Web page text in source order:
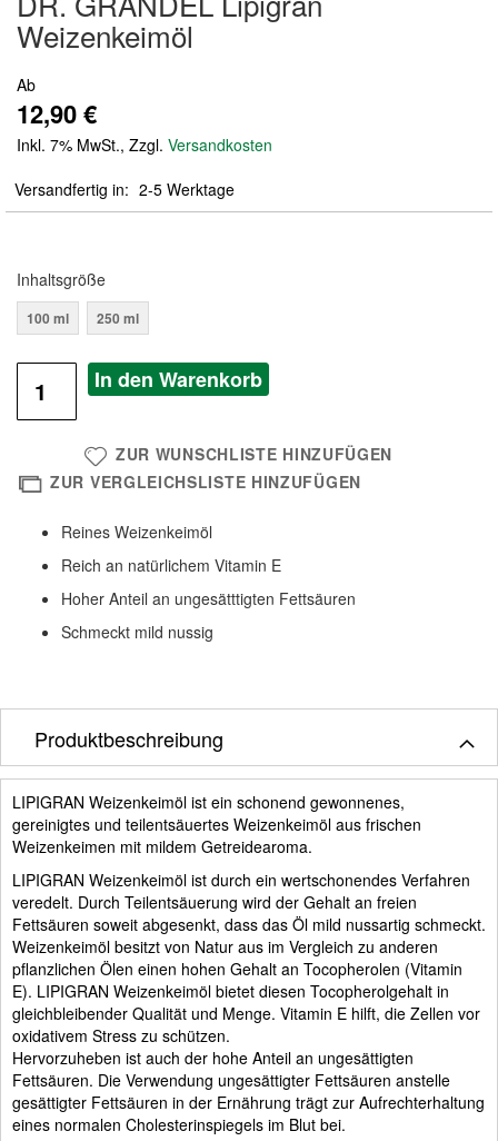
der
Bildergalerie
Weizenkeimöl
Ab
12,90 €
Inkl. 7% MwSt., Zzgl. Versandkosten
Versandfertig in
2-5 Werktage
Inhaltsgröße
100 ml 250 ml
In den Warenkorb
ZUR WUNSCHLISTE HINZUFÜGEN
ZUR VERGLEICHSLISTE HINZUFÜGEN
Reines Weizenkeimöl
Reich an natürlichem Vitamin E
Hoher Anteil an ungesätttigten Fettsäuren
Schmeckt mild nussig
Produktbeschreibung
LIPIGRAN Weizenkeimöl ist ein schonend gewonnenes,
gereinigtes und teilentsäuertes Weizenkeimöl aus frischen
Weizenkeimen mit mildem Getreidearoma.
LIPIGRAN Weizenkeimöl ist durch ein wertschonendes Verfahren
veredelt. Durch Teilentsäuerung wird der Gehalt an freien
Fettsäuren soweit abgesenkt, dass das Öl mild nussartig schmeckt.
Weizenkeimöl besitzt von Natur aus im Vergleich zu anderen
pflanzlichen Ölen einen hohen Gehalt an Tocopherolen (Vitamin
E). LIPIGRAN Weizenkeimöl bietet diesen Tocopherolgehalt in
gleichbleibender Qualität und Menge. Vitamin E hilft, die Zellen vor
oxidativem Stress zu schützen.
Hervorzuheben ist auch der hohe Anteil an ungesättigten
Fettsäuren. Die Verwendung ungesättigter Fettsäuren anstelle
gesättigter Fettsäuren in der Ernährung trägt zur Aufrechterhaltung
eines normalen Cholesterinspiegels im Blut bei.